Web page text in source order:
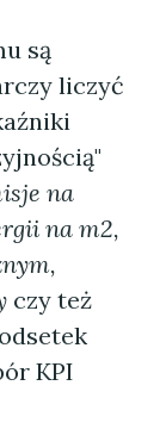
są
liczyć
na
na m2,
czy też
KPI